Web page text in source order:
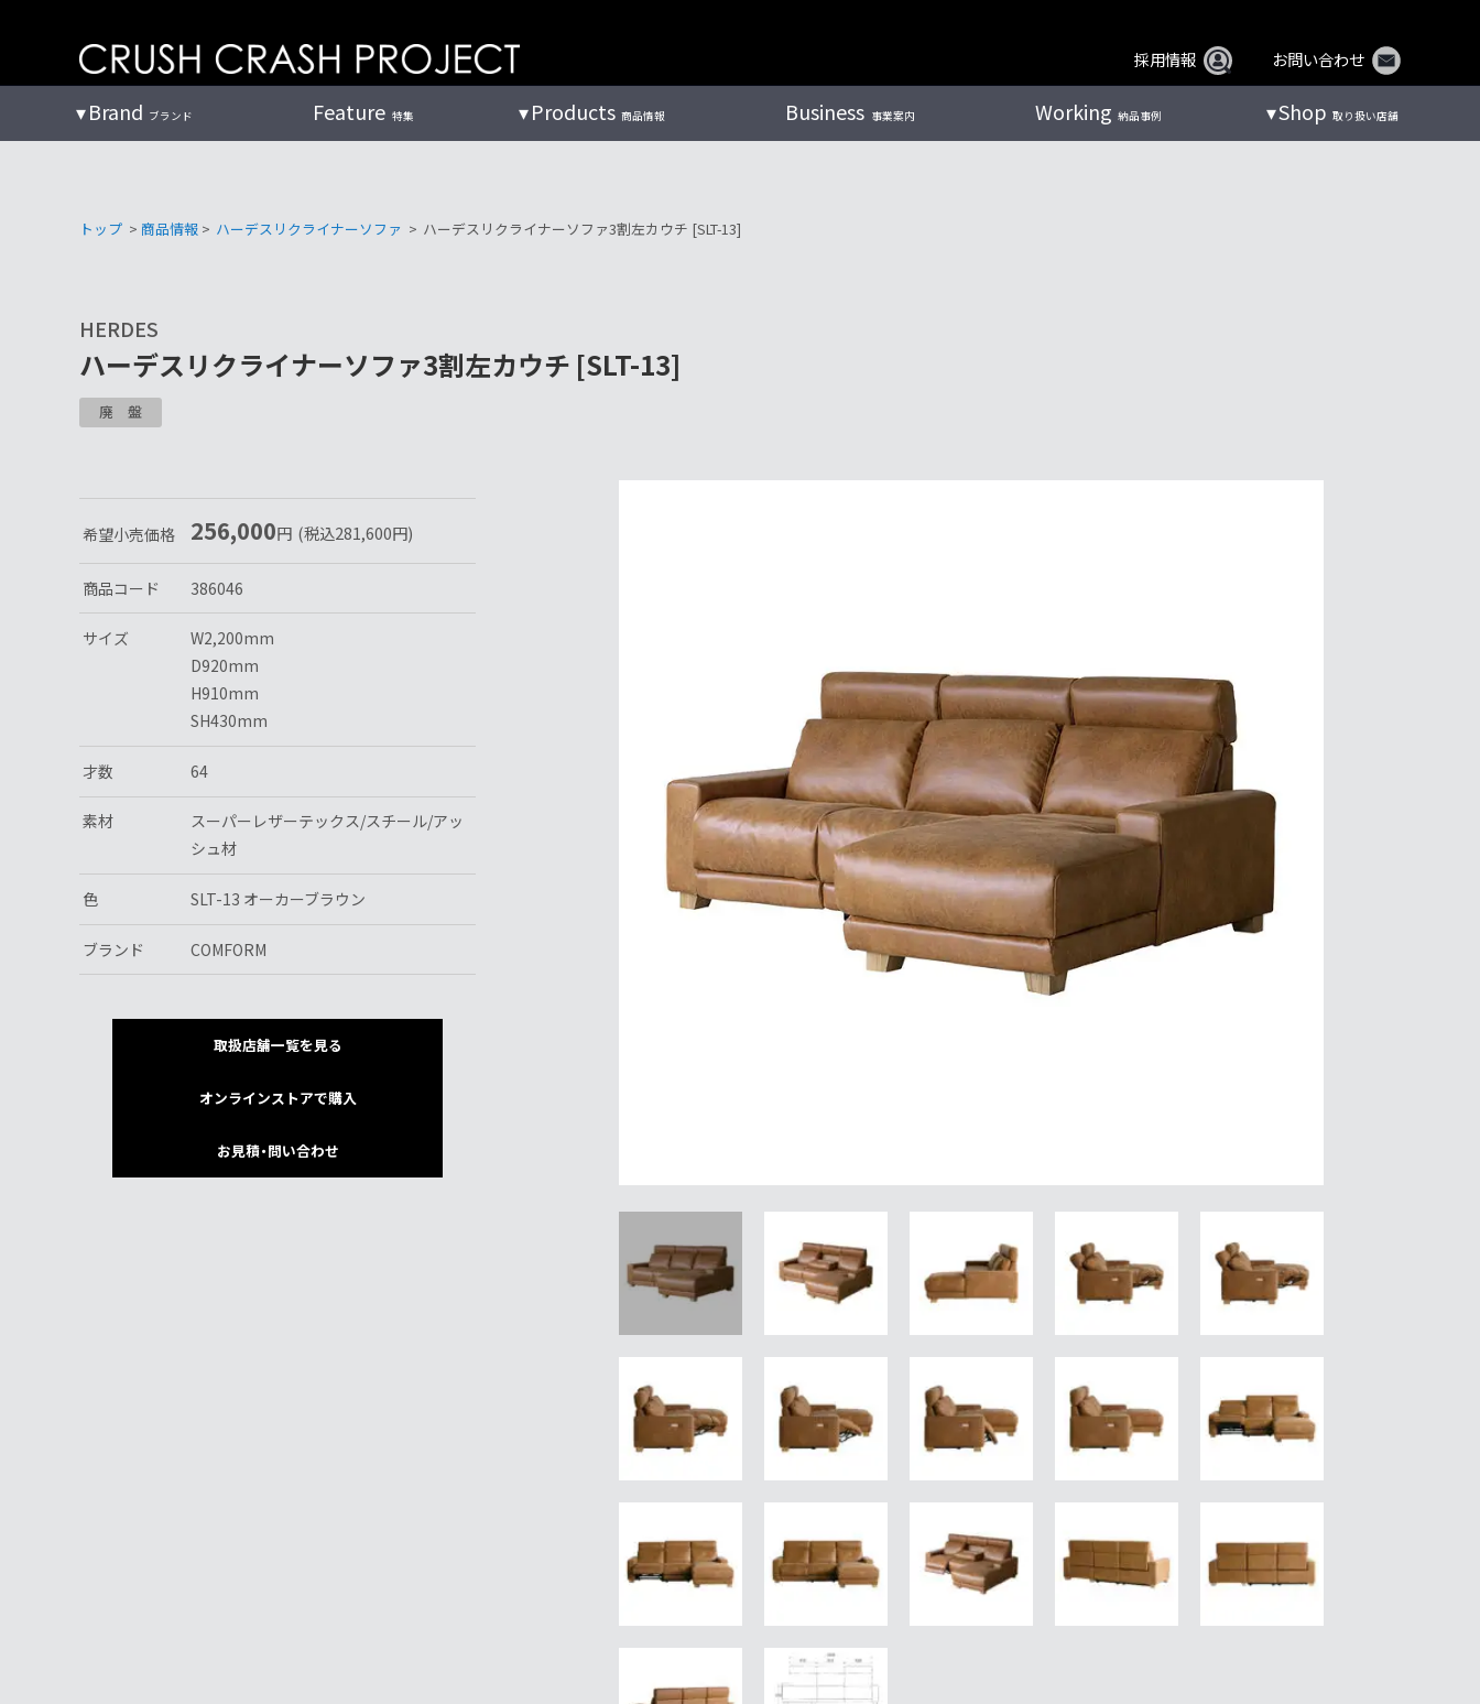
ツ
採用情報 お問い合わせ
Brand ブランド Feature 特集 Products 商品情報 Business 事業案内 Working 納品事例 Shop 取り扱い店舗
トップ > 商品情報> ハーデスリクライナーソファ > ハーデスリクライナーソファ3割左カウチ [SLT-13]
HERDES
ハーデスリクライナーソファ3割左カウチ [SLT-13]
廃盤
希望小売価格 256,000円 (税込281,600円)
商品コード 386046
サイズ
W2,200mm
D920mm
H910mm
SH430mm
才数 64
素材
スーパーレザーテックス/スチール/アッ
シュ材
色 SLT-13 オーカーブラウン
ブランド COMFORM
取扱店舗一覧を見る
オンラインストアで購入
お見積・問い合わせ